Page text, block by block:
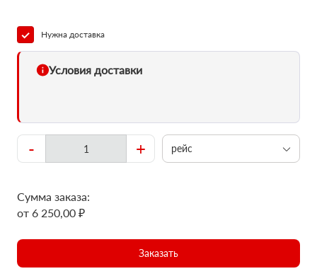
Нужна доставка
Условия доставки
- + рейс
Сумма заказа:
от 6 250,00 ₽
Заказать